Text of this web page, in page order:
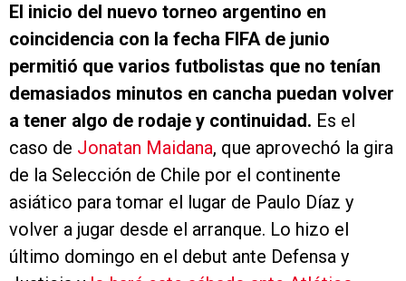
El inicio del nuevo torneo argentino en
coincidencia con la fecha FIFA de junio
permitió que varios futbolistas que no tenían
demasiados minutos en cancha puedan volver
a tener algo de rodaje y continuidad. Es el
caso de Jonatan Maidana, que aprovechó la gira
de la Selección de Chile por el continente
asiático para tomar el lugar de Paulo Díaz y
volver a jugar desde el arranque. Lo hizo el
último domingo en el debut ante Defensa y